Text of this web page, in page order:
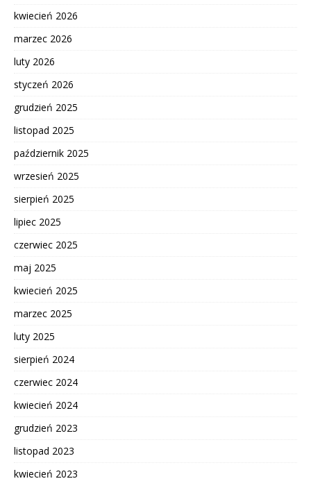
kwiecień 2026
marzec 2026
luty 2026
styczeń 2026
grudzień 2025
listopad 2025
październik 2025
wrzesień 2025
sierpień 2025
lipiec 2025
czerwiec 2025
maj 2025
kwiecień 2025
marzec 2025
luty 2025
sierpień 2024
czerwiec 2024
kwiecień 2024
grudzień 2023
listopad 2023
kwiecień 2023